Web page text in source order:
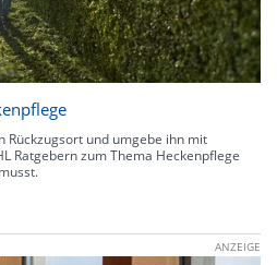
Rückzugsort und umgebe ihn mit
Ratgebern zum Thema Heckenpflege
ANZEIGE